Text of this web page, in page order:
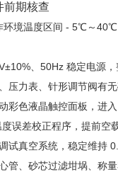
前期核查
境温度区间 - 5℃～
、50Hz 稳定电源
压力表、针形调节阀有无
彩色液晶触控面板，进
误差校正程序，提前空
试真空系统，稳定维持
管、砂芯过滤坩埚、称